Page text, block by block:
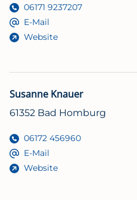
06171 9237207
E-Mail
Website
Susanne Knauer
61352 Bad Homburg
06172 456960
E-Mail
Website